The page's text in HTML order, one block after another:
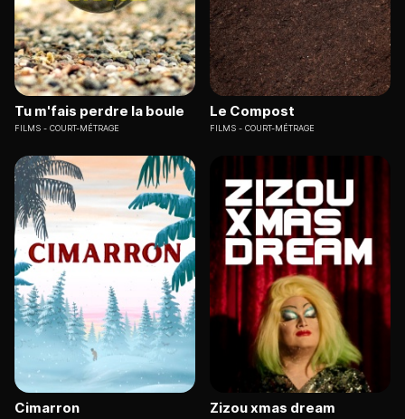
Tu m'fais perdre la boule
FILMS COURT-MÉTRAGE
Le Compost
FILMS COURT-MÉTRAGE
Cimarron Zizou xmas dream